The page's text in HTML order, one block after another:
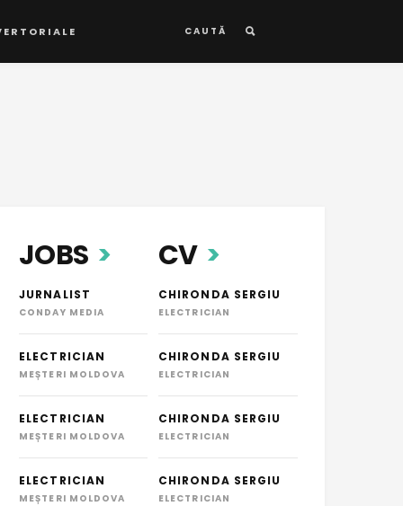
CAUTĂ
JOBS
JURNALIST
CONDAY MEDIA
ELECTRICIAN
MEȘTERI MOLDOVA
ELECTRICIAN
MEȘTERI MOLDOVA
ELECTRICIAN
MEȘTERI MOLDOVA
CV
CHIRONDA SERGIU
ELECTRICIAN
CHIRONDA SERGIU
ELECTRICIAN
CHIRONDA SERGIU
ELECTRICIAN
CHIRONDA SERGIU
ELECTRICIAN